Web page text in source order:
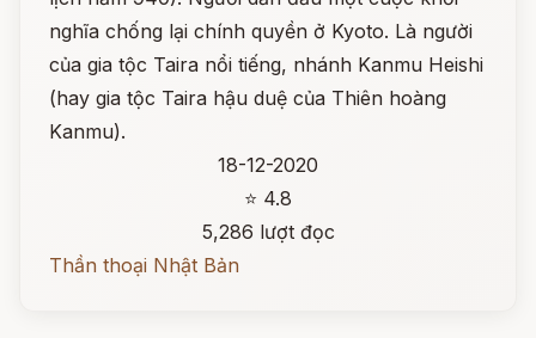
nghĩa chống lại chính quyền ở Kyoto. Là người
của gia tộc Taira nổi tiếng, nhánh Kanmu Heishi
(hay gia tộc Taira hậu duệ của Thiên hoàng
Kanmu).
18-12-2020
⭐ 4.8
5,286 lượt đọc
Thần thoại Nhật Bản